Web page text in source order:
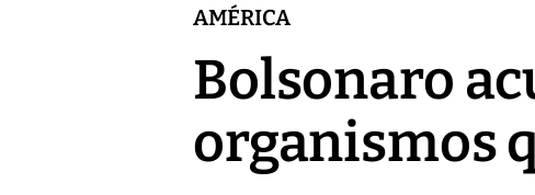
AMÉRICA
Bolsonaro
organismos